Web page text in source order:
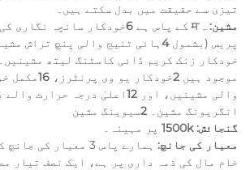
تیزی سے حقیقت میں بدل سکتے ہیں۔
مشین:ہम کے پاس ہے 6خودکار سانچہ نگاری
پریس (بشمول4 ہائی ٹنیج والی پنچ تراش
خودکار زنک کریم ڈائی کاسٹنگ لیتھ
موجود ہیں 2خودکار یو وی پرنٹرز، 16مکمل
والی مشینیں، اور 12اعلیٰ درجہ حرارت والے
انگریونگ مشین۔ 2سیوینگ مشین
گنجائش: 1500k
پر مہینہ۔
معیار کی جانچ:
ہمارے پاس 3 معیار
خام مال کی ذمہ داری پر ہے، ایک نصف تیار